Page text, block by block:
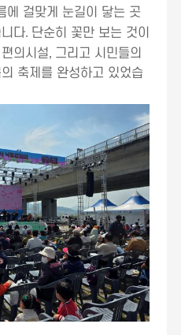
에 걸맞게 눈길이 닿는 곳
다. 단순히 꽃만 보는 것이
의시설, 그리고 시민들의
축제를 완성하고 있었습